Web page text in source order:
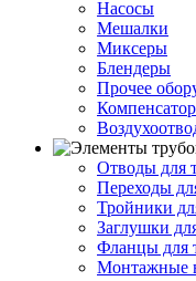
Насосы
Мешалки
Миксеры
Блендеры
Прочее
Отводы для
Переходы
Тройники
Заглушки
Фланцы для
Монтажные